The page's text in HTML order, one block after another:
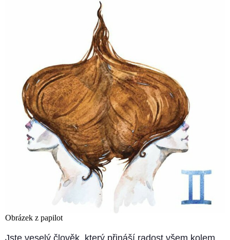
Obrázek z papilot
Jste veselý člověk, který přináší radost všem kolem